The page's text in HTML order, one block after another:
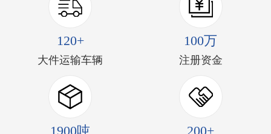
120+
大件运输车辆
100万
注册资金
1900吨 200+